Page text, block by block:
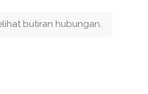
butiran hubungan.